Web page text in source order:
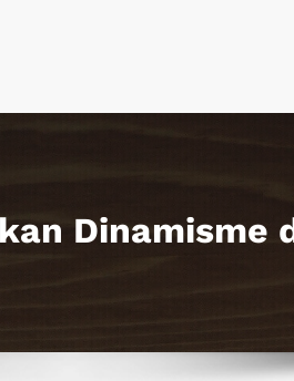
Dinamisme